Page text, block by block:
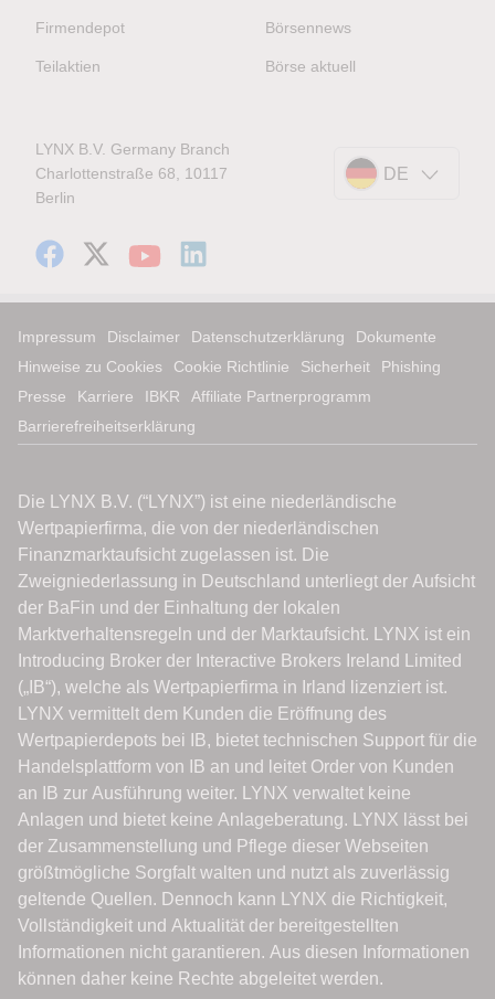
Firmendepot
Teilaktien
Börsennews
Börse aktuell
LYNX B.V. Germany Branch
Charlottenstraße 68, 10117
Berlin
DE
Impressum Disclaimer Datenschutzerklärung
Dokumente
Hinweise zu Cookies
Cookie Richtlinie Sicherheit
Phishing
Presse
Karriere IBKR
Affiliate Partnerprogramm
Barrierefreiheitserklärung